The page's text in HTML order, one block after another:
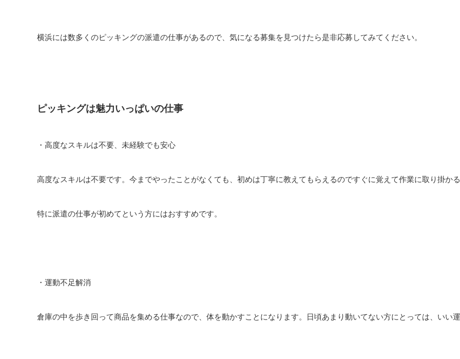
横浜には数多くのピッキングの派遣の仕事があるので、気になる募集を見つけたら是非応募してみてください。
ピッキングは魅力いっぱいの仕事
・高度なスキルは不要、未経験でも安心
高度なスキルは不要です。今までやったことがなくても、初めは丁寧に教えてもらえるのですぐに覚えて作業に取り掛かる
特に派遣の仕事が初めてという方にはおすすめです。
・運動不足解消
倉庫の中を歩き回って商品を集める仕事なので、体を動かすことになります。日頃あまり動いてない方にとっては、いい